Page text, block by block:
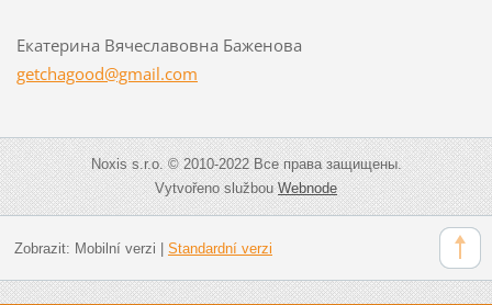
Екатерина Вячеславовна Баженова
getchagood@gmail.com
Noxis s.r.o. © 2010-2022 Все права защищены.
Vytvořeno službouWebnode
Zobrazit: Mobilní verzi Standardní verzi